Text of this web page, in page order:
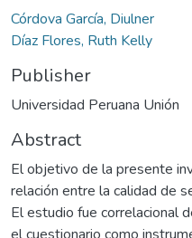
Córdova García, Diulner
Díaz Flores, Ruth Kelly
Publisher
Universidad Peruana Unión
Abstract
El objetivo de la presente
relación entre la calidad de
El estudio fue correlacional